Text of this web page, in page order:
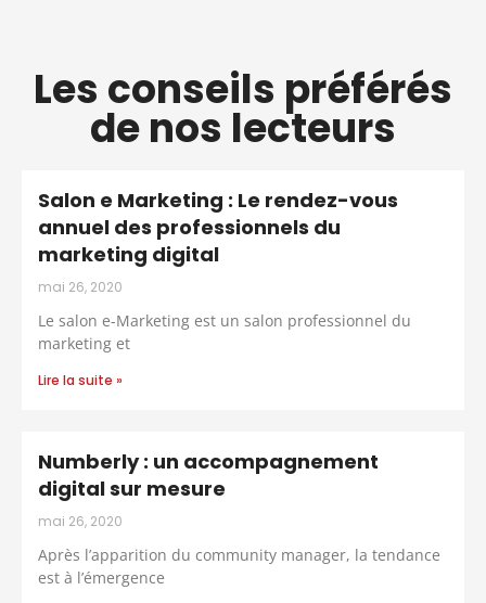
Les conseils préférés
de nos lecteurs
Salon e Marketing : Le rendez-vous
annuel des professionnels du
marketing digital
mai 26, 2020
Le salon e-Marketing est un salon professionnel du
marketing et
Lire la suite »
Numberly : un accompagnement
digital sur mesure
mai 26, 2020
Après l’apparition du community manager, la tendance
est à l’émergence